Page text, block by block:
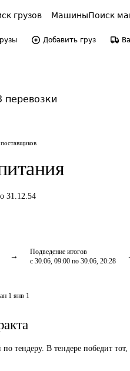
грузов МашиныПоиск
Добавить груз
перевозки
31.12.54
Подведение итогов
с 30.06, 09:00 по 30.06, 20:28
1 янв 1
тендеру. В тендере победит